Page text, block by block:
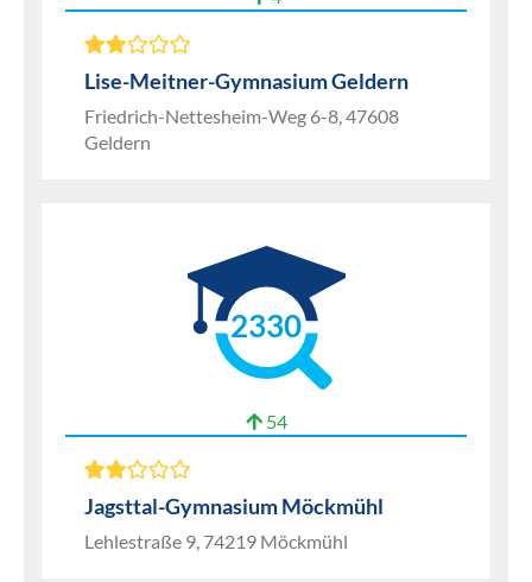
Lise-Meitner-Gymnasium Geldern
Friedrich-Nettesheim-Weg 6-8, 47608
Geldern
2330
54
Jagsttal-Gymnasium Möckmühl
Lehlestraße 9, 74219 Möckmühl